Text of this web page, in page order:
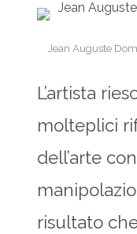
Jean Auguste
L’artista
molteplici
dell’arte
risultato